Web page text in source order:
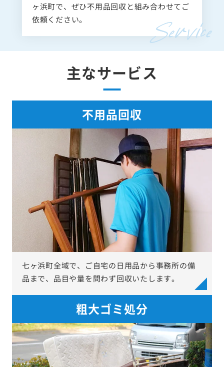
ヶ浜町で、ぜひ不用品回収と組み合わせてご
依頼ください。
主なサービス
不用品回収
七ヶ浜町全域で、ご自宅の日用品から事務所の備
品まで、品目や量を問わず回収いたします。
粗大ゴミ処分